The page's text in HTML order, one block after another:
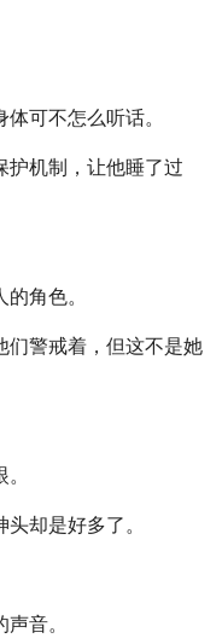
可不怎么听话。
护机制，让他睡了过
角色。
们警戒着，但这不是她
却是好多了。
音。